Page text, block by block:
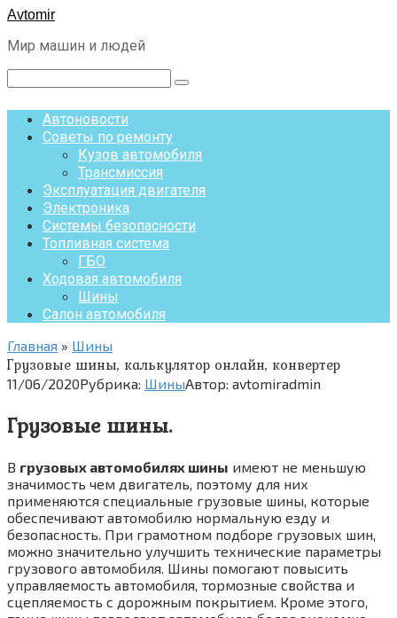
Перейти
контенту
Avtomir
Мир машин и людей
Поиск:
Автоновости
Советы по ремонту
Кузов автомобиля
Трансмиссия
Эксплуатация двигателя
Электроника
Системы безопасности
Топливная система
ГБО
Ходовая автомобиля
Шины
Салон автомобиля
Главная » Шины
Грузовые шины, калькулятор онлайн, конвертер
11/06/2020Рубрика: ШиныАвтор: avtomiradmin
Грузовые шины.
В грузовых автомобилях шины имеют не меньшую
значимость чем двигатель, поэтому для них
применяются специальные грузовые шины, которые
обеспечивают автомобилю нормальную езду и
безопасность. При грамотном подборе грузовых шин,
можно значительно улучшить технические параметры
грузового автомобиля. Шины помогают повысить
управляемость автомобиля, тормозные свойства и
сцепляемость с дорожным покрытием. Кроме этого,